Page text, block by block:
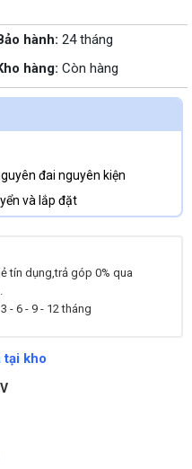
hành: 24 tháng
hàng: Còn hàng
đai nguyên kiện
và lắp đặt
tín dụng,trả góp 0% qua
- 6 - 9 - 12 tháng
tại kho